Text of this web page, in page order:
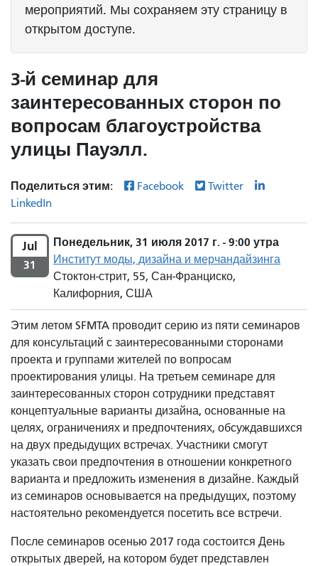
мероприятий. Мы сохраняем эту страницу в
открытом доступе.
3-й семинар для
заинтересованных сторон по
вопросам благоустройства
улицы Пауэлл.
Поделиться этим: Facebook
Twitter
LinkedIn
Jul
31
Понедельник, 31 июля 2017 г. - 9:00 утра
Институт моды, дизайна и мерчандайзинга
Стоктон-стрит, 55, Сан-Франциско,
Калифорния, США
Этим летом SFMTA проводит серию из пяти семинаров
для консультаций с заинтересованными сторонами
проекта и группами жителей по вопросам
проектирования улицы. На третьем семинаре для
заинтересованных сторон сотрудники представят
концептуальные варианты дизайна, основанные на
целях, ограничениях и предпочтениях, обсуждавшихся
на двух предыдущих встречах. Участники смогут
указать свои предпочтения в отношении конкретного
варианта и предложить изменения в дизайне. Каждый
из семинаров основывается на предыдущих, поэтому
настоятельно рекомендуется посетить все встречи.
После семинаров осенью 2017 года состоится День
открытых дверей, на котором будет представлен